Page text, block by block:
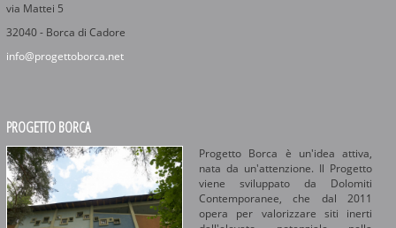
via Mattei 5
32040 - Borca di Cadore
info@progettoborca.net
PROGETTO BORCA
Progetto Borca è un'idea attiva,
nata da un'attenzione. Il Progetto
viene sviluppato da Dolomiti
Contemporanee, che dal 2011
opera per valorizzare siti inerti